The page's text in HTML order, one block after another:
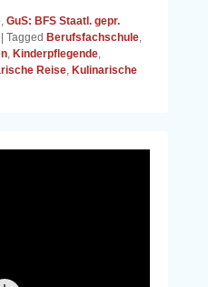
, GuS: BFS Staatl. gepr.
Tagged Berufsfachschule,
, Kinderpflegende,
Reise, Kulinarische